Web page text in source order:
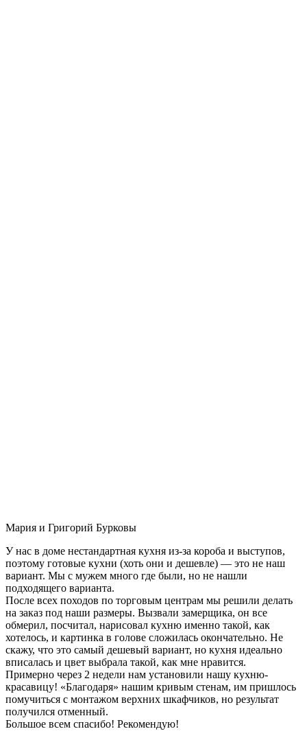
Мария и Григорий Бурковы
У нас в доме нестандартная кухня из-за короба и выступов,
поэтому готовые кухни (хоть они и дешевле) — это не наш
вариант. Мы с мужем много где были, но не нашли
подходящего варианта.
После всех походов по торговым центрам мы решили делать
на заказ под наши размеры. Вызвали замерщика, он все
обмерил, посчитал, нарисовал кухню именно такой, как
хотелось, и картинка в голове сложилась окончательно. Не
скажу, что это самый дешевый вариант, но кухня идеально
вписалась и цвет выбрала такой, как мне нравится.
Примерно через 2 недели нам установили нашу кухню-
красавицу! «Благодаря» нашим кривым стенам, им пришлось
помучиться с монтажом верхних шкафчиков, но результат
получился отменный.
Большое всем спасибо! Рекомендую!